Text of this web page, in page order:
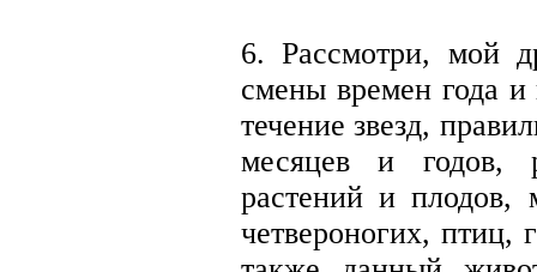
6. Рассмотри, мой
смены времен года и
течение звезд,
месяцев и годов,
растений и плодов,
четвероногих,